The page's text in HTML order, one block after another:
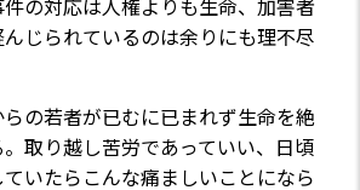
の対応は人権よりも生命、加害者
じられているのは余りにも理不尽
の若者が已むに已まれず生命を絶
取り越し苦労であっていい、日頃
いたらこんな痛ましいことになら